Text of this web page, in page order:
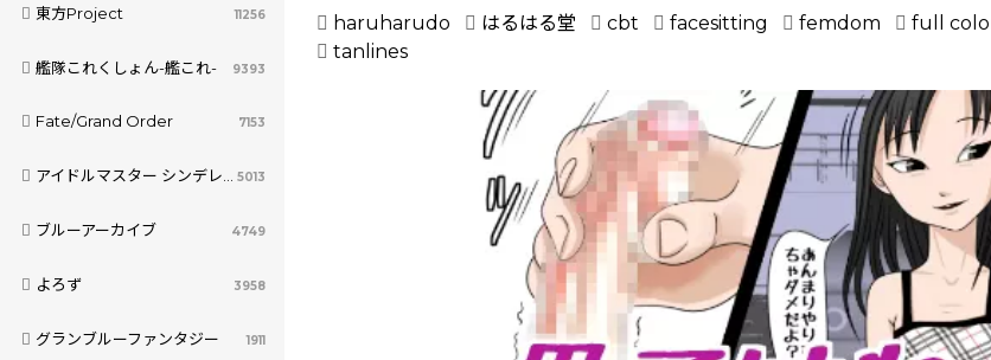
東方Project 11256
艦隊これくしょん-艦これ- 9393
Fate/Grand Order 7153
アイドルマスター シンデレラガールズ 5013
ブルーアーカイブ 4749
よろず 3958
グランブルーファンタジー 1911
haruharudo はるはる堂 cbt facesitting femdom full
tanlines